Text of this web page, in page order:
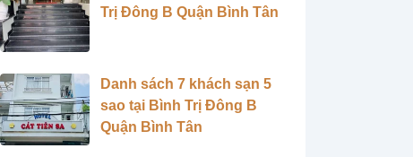
Trị Đông B Quận Bình Tân
Danh sách 7 khách sạn 5
sao tại Bình Trị Đông B
Quận Bình Tân